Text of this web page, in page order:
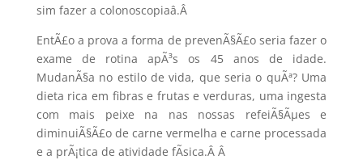
sim fazer a colonoscopiaâ.Â
EntÃ£o a prova a forma de prevenÃ§Ã£o seria fazer o
exame de rotina apÃ³s os 45 anos de idade.
MudanÃ§a no estilo de vida, que seria o quÃª? Uma
dieta rica em fibras e frutas e verduras, uma ingesta
com mais peixe na nas nossas refeiÃ§Ãµes e
diminuiÃ§Ã£o de carne vermelha e carne processada
e a prÃ¡tica de atividade fÃ­sica.Â Â